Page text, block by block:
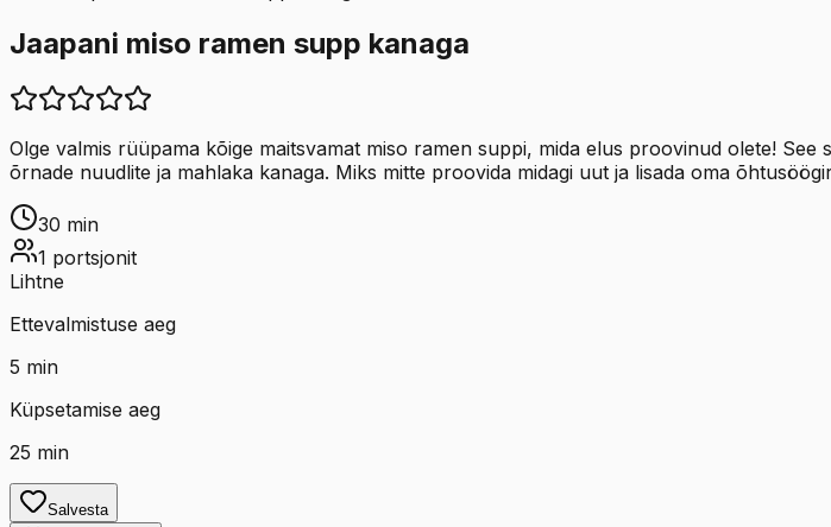
Jaapani miso ramen supp kanaga
Olge valmis rüüpama kõige maitsvamat miso ramen suppi, mida elus proovinud olete!
õrnade nuudlite ja mahlaka kanaga. Miks mitte proovida midagi uut ja lisada oma
30 min
1 portsjonit
Lihtne
Ettevalmistuse aeg
5 min
Küpsetamise aeg
25 min
Salvesta